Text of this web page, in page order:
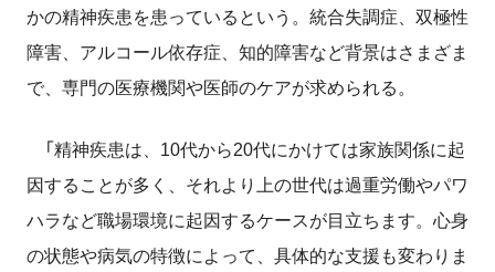
かの精神疾患を患っているという。統合失調症、双極性
障害、アルコール依存症、知的障害など背景はさまざま
で、専門の医療機関や医師のケアが求められる。
「精神疾患は、 10代から20代にかけては家族関係に起
因することが多く、それより上の世代は過重労働やパワ
ハラなど職場環境に起因するケースが目立ちます。心身
の状態や病気の特徴によって、具体的な支援も変わりま